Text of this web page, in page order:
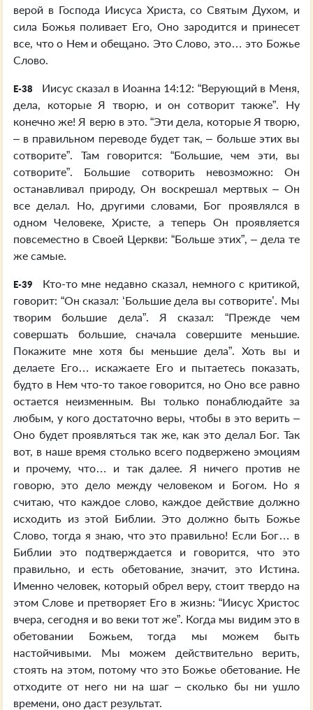
верой в Господа Иисуса Христа, со Святым Духом, и
сила Божья поливает Его, Оно зародится и принесет
все, что о Нем и обещано. Это Слово, это… это Божье
Слово.
E-38
Иисус сказал в Иоанна 14:12: “Верующий в Меня,
дела, которые Я творю, и он сотворит также”. Ну
конечно же! Я верю в это. “Эти дела, которые Я творю,
– в правильном переводе будет так, – больше этих вы
сотворите”. Там говорится: “Большие, чем эти, вы
сотворите”. Большие сотворить невозможно: Он
останавливал природу, Он воскрешал мертвых – Он
все делал. Но, другими словами, Бог проявлялся в
одном Человеке, Христе, а теперь Он проявляется
повсеместно в Своей Церкви: “Больше этих”, – дела те
же самые.
E-39
Кто-то мне недавно сказал, немного с критикой,
говорит: “Он сказал: ‘Большие дела вы сотворите’. Мы
творим большие дела”. Я сказал: “Прежде чем
совершать большие, сначала совершите меньшие.
Покажите мне хотя бы меньшие дела”. Хоть вы и
делаете Его… искажаете Его и пытаетесь показать,
будто в Нем что-то такое говорится, но Оно все равно
остается неизменным. Вы только понаблюдайте за
любым, у кого достаточно веры, чтобы в это верить –
Оно будет проявляться так же, как это делал Бог. Так
вот, в наше время столько всего подвержено эмоциям
и прочему, что… и так далее. Я ничего против не
говорю, это дело между человеком и Богом. Но я
считаю, что каждое слово, каждое действие должно
исходить из этой Библии. Это должно быть Божье
Слово, тогда я знаю, что это правильно! Если Бог… в
Библии это подтверждается и говорится, что это
правильно, и есть обетование, значит, это Истина.
Именно человек, который обрел веру, стоит твердо на
этом Слове и претворяет Его в жизнь: “Иисус Христос
вчера, сегодня и во веки тот же”. Когда мы видим это в
обетовании Божьем, тогда мы можем быть
настойчивыми. Мы можем действительно верить,
стоять на этом, потому что это Божье обетование. Не
отходите от него ни на шаг – сколько бы ни ушло
времени, оно даст результат.